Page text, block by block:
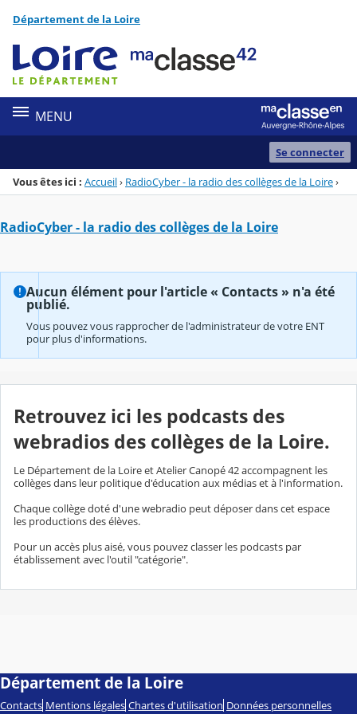
Menu de la rubrique
Contenu
Département de la Loire
MENU
Se connecter
Vous êtes ici : Accueil› RadioCyber - la radio des collèges de la Loire›
RadioCyber - la radio des collèges de la Loire
Aucun élément pour l'article « Contacts » n'a été
publié.
Vous pouvez vous rapprocher de l'administrateur de votre ENT
pour plus d'informations.
Retrouvez ici les podcasts des
webradios des collèges de la Loire.
Le Département de la Loire et Atelier Canopé 42 accompagnent les
collèges dans leur politique d'éducation aux médias et à l'information.
Chaque collège doté d'une webradio peut déposer dans cet espace
les productions des élèves.
Pour un accès plus aisé, vous pouvez classer les podcasts par
établissement avec l'outil "catégorie".
Département de la Loire
Contacts Mentions légales Chartes d'utilisation Données personnelles